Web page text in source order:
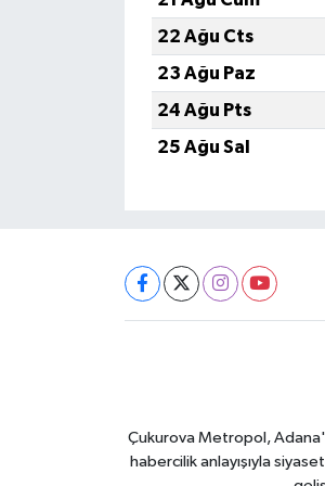
22 Ağu Cts
23 Ağu Paz
24 Ağu Pts
25 Ağu Sal
Çukurova Metropol,
habercilik anlayışıyla